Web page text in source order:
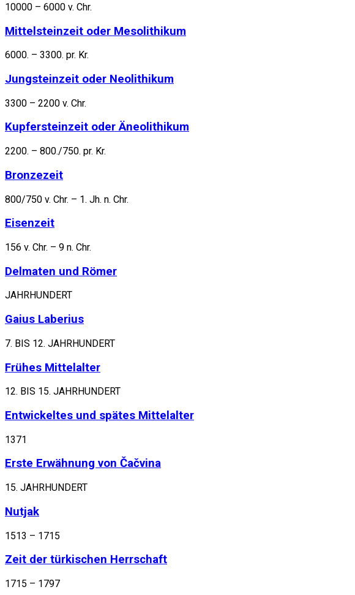
10000 – 6000 v. Chr.
Mittelsteinzeit oder Mesolithikum
6000. – 3300. pr. Kr.
Jungsteinzeit oder Neolithikum
3300 – 2200 v. Chr.
Kupfersteinzeit oder Äneolithikum
2200. – 800./750. pr. Kr.
Bronzezeit
800/750 v. Chr. – 1. Jh. n. Chr.
Eisenzeit
156 v. Chr. – 9 n. Chr.
Delmaten und Römer
JAHRHUNDERT
Gaius Laberius
7. BIS 12. JAHRHUNDERT
Frühes Mittelalter
12. BIS 15. JAHRHUNDERT
Entwickeltes und spätes Mittelalter
1371
Erste Erwähnung von Čačvina
15. JAHRHUNDERT
Nutjak
1513 – 1715
Zeit der türkischen Herrschaft
1715 – 1797